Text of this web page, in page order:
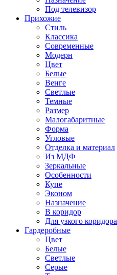
Под телевизор
Прихожие
Стиль
Классика
Современные
Модерн
Цвет
Белые
Венге
Светлые
Темные
Размер
Малогабаритные
Форма
Угловые
Отделка и материал
Из МДФ
Зеркальные
Особенности
Купе
Эконом
Назначение
В коридор
Для узкого коридора
Гардеробные
Цвет
Белые
Светлые
Серые